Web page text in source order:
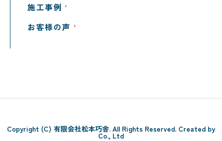
施工事例
お客様の声
Copyright (C) 有限会社松本巧舎. All Rights Reserved. Created by
Co., Ltd